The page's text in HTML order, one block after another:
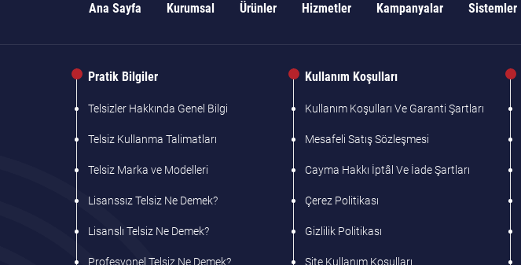
Ana Sayfa Kurumsal Ürünler Hizmetler Kampanyalar Sistemler
Pratik Bilgiler
Telsizler Hakkında Genel Bilgi
Telsiz Kullanma Talimatları
Telsiz Marka ve Modelleri
Lisanssız Telsiz Ne Demek?
Lisanslı Telsiz Ne Demek?
Profesyonel Telsiz Ne Demek?
Kullanım Koşulları
Kullanım Koşulları Ve Garanti Şartları
Mesafeli Satış Sözleşmesi
Cayma Hakkı İptâl Ve İade Şartları
Çerez Politikası
Gizlilik Politikası
Site Kullanım Koşulları